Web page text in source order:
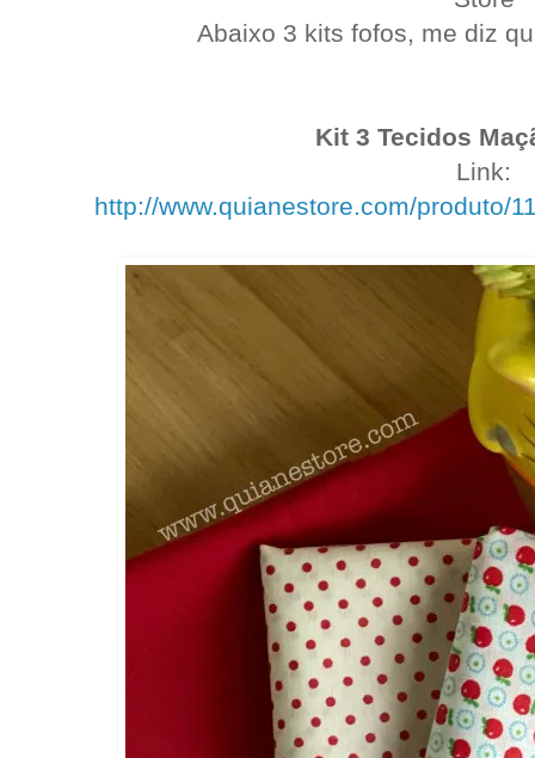
Abaixo 3 kits fofos, me diz
Kit 3 Tecidos
Link:
http://www.quianestore.com/produto/